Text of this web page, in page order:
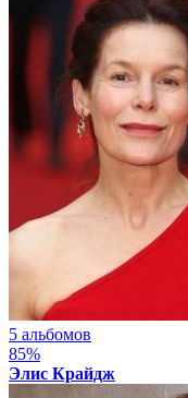
5 альбомов
85%
Элис Крайдж